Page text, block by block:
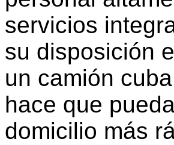
servicios
su disposición
un camión
hace que
domicilio más